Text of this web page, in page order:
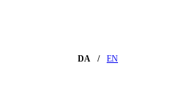
DA EN